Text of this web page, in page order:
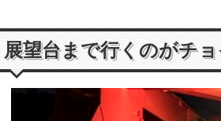
展望台まで行くのがチ